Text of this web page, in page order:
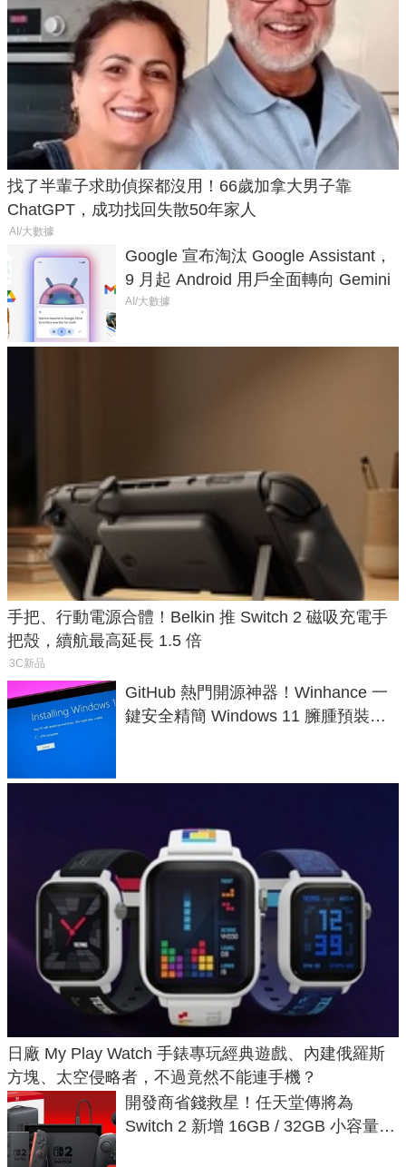
找了半輩子求助偵探都沒用！66歲加拿大男子靠
ChatGPT，成功找回失散50年家人
AI/大數據
Google 宣布淘汰 Google Assistant，
9 月起 Android 用戶全面轉向 Gemini
AI/大數據
手把、行動電源合體！Belkin 推 Switch 2 磁吸充電手
把殼，續航最高延長 1.5 倍
3C新品
GitHub 熱門開源神器！Winhance 一
鍵安全精簡 Windows 11 臃腫預裝軟
日廠 My Play Watch 手錶專玩經典遊戲、內建俄羅斯
方塊、太空侵略者，不過竟然不能連手機？
開發商省錢救星！任天堂傳將為
Switch 2 新增 16GB / 32GB 小容量遊